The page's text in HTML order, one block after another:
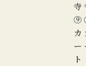
寺
⑨
カ
ー
ト